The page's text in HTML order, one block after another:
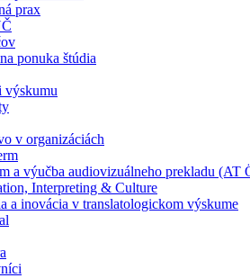
prax
ponuka štúdia
výskumu
v organizáciách
a výučba audiovizuálneho prekladu (AT
Interpreting & Culture
a inovácia v translatologickom výskume